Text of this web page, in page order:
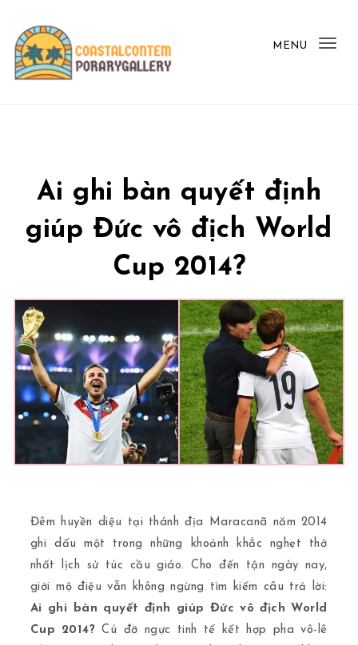
Skip to content
MENU
Ai ghi bàn quyết định
giúp Đức vô địch World
Cup 2014?
Đêm huyền diệu tại thánh địa Maracanã năm 2014
ghi dấu một trong những khoảnh khắc nghẹt thở
nhất lịch sử túc cầu giáo. Cho đến tận ngày nay,
giới mộ điệu vẫn không ngừng tìm kiếm câu trả lời:
Ai ghi bàn quyết định giúp Đức vô địch World
Cup 2014? Cú đỡ ngực tinh tế kết hợp pha vô-lê